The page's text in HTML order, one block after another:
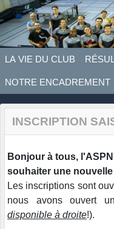
LA VIE DU CLUB
NOTRE ENCADREMENT
INSCRIPTION
Bonjour à tous,
souhaiter une
Les inscriptions sont
nous avons ouvert
disponible à droite!).
Panneau de gestion des